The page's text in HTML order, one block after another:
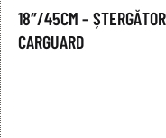
18″/45CM –
CARGUARD